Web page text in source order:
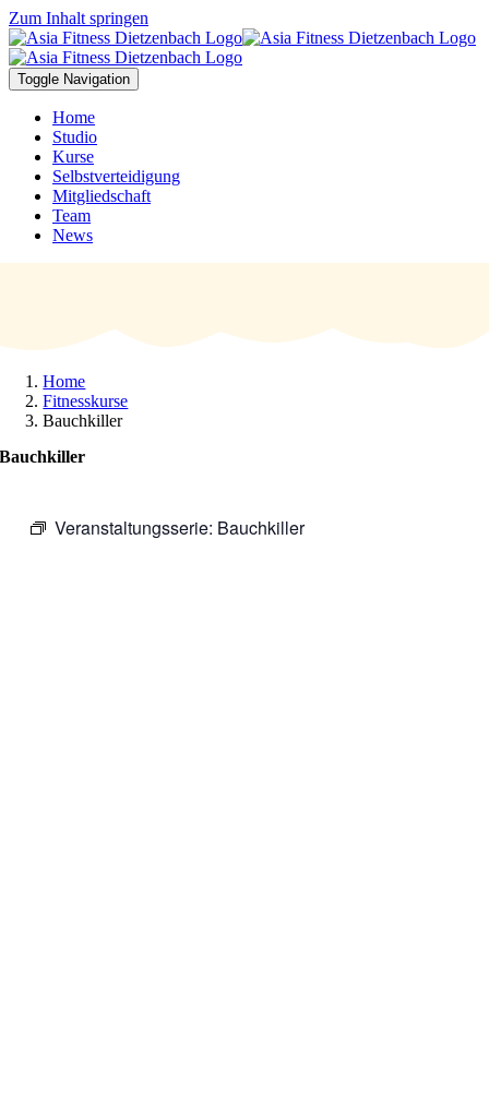
Zum Inhalt springen
Toggle Navigation
Home
Studio
Kurse
Selbstverteidigung
Mitgliedschaft
Team
News
Home
Fitnesskurse
Bauchkiller
Bauchkiller
Veranstaltungsserie: Bauchkiller